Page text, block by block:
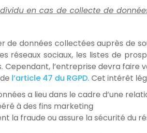
en cas de collecte de
de données collectées auprès de
réseaux sociaux, les listes de
l’entreprise devra faire
l’article 47 du RGPD. Cet intérêt
a lieu dans le cadre d’une
à des fins marketing
la fraude ou assure la sécurité du